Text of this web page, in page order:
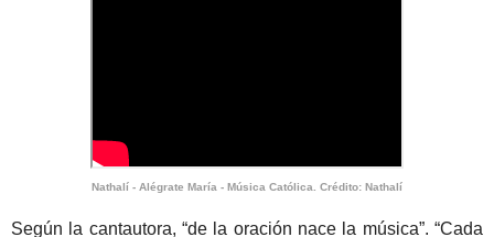
Nathalí - Alégrate María - Música Católica. Crédito: Nathalí
Según la cantautora, “de la oración nace la música”. “Cada